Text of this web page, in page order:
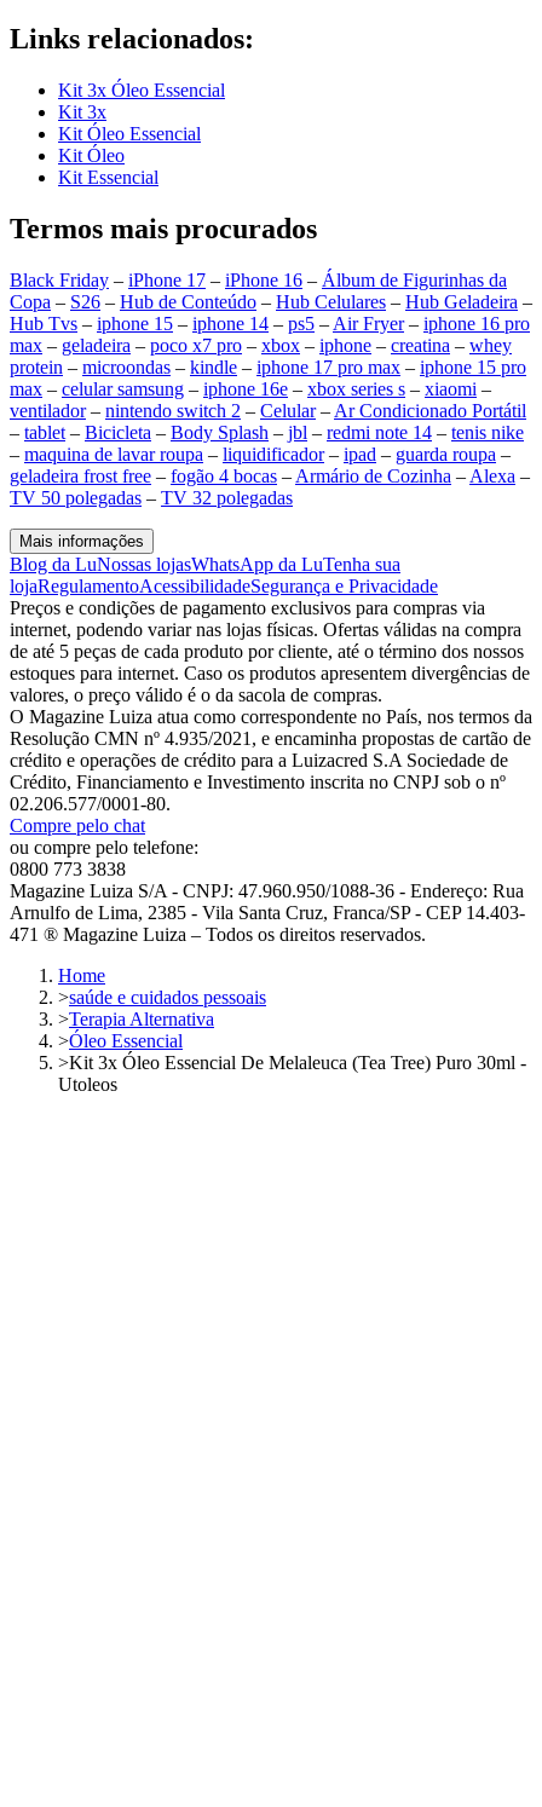
Links relacionados:
Kit 3x Óleo Essencial
Kit 3x
Kit Óleo Essencial
Kit Óleo
Kit Essencial
Termos mais procurados
Black Friday – iPhone 17 – iPhone 16 – Álbum de Figurinhas da
Copa – S26 – Hub de Conteúdo – Hub Celulares – Hub Geladeira –
Hub Tvs – iphone 15 – iphone 14 – ps5 – Air Fryer– iphone 16 pro
max – geladeira – poco x7 pro – xbox – iphone – creatina – whey
protein – microondas – kindle – iphone 17 pro max – iphone 15 pro
max – celular samsung – iphone 16e – xbox series s – xiaomi –
ventilador– nintendo switch 2 – Celular– Ar Condicionado Portátil
– tablet – Bicicleta – Body Splash – jbl – redmi note 14 – tenis nike
– maquina de lavar roupa – liquidificador– ipad – guarda roupa –
geladeira frost free – fogão 4 bocas – Armário de Cozinha – Alexa –
TV 50 polegadas – TV 32 polegadas
Mais informações
Blog da LuNossas lojasWhatsApp da LuTenha sua
lojaRegulamentoAcessibilidadeSegurança e Privacidade
Preços e condições de pagamento exclusivos para compras via
internet, podendo variar nas lojas físicas. Ofertas válidas na compra
de até 5 peças de cada produto por cliente, até o término dos nossos
estoques para internet. Caso os produtos apresentem divergências de
valores, o preço válido é o da sacola de compras.
O Magazine Luiza atua como correspondente no País, nos termos da
Resolução CMN nº 4.935/2021, e encaminha propostas de cartão de
crédito e operações de crédito para a Luizacred S.A Sociedade de
Crédito, Financiamento e Investimento inscrita no CNPJ sob o nº
02.206.577/0001-80.
Compre pelo chat
ou compre pelo telefone:
0800 773 3838
Magazine Luiza S/A - CNPJ: 47.960.950/1088-36 - Endereço: Rua
Arnulfo de Lima, 2385 - Vila Santa Cruz, Franca/SP - CEP 14.403-
471 ® Magazine Luiza – Todos os direitos reservados.
Home
>saúde e cuidados pessoais
>Terapia Alternativa
>Óleo Essencial
>Kit 3x Óleo Essencial De Melaleuca (Tea Tree) Puro 30ml -
Utoleos